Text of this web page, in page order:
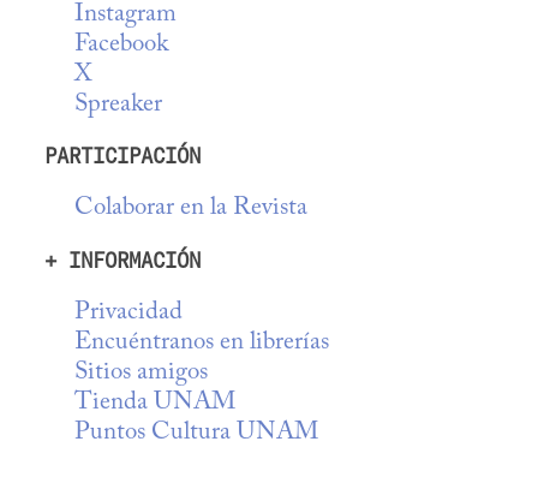
Instagram
Facebook
X
Spreaker
PARTICIPACIÓN
Colaborar en la Revista
+ INFORMACIÓN
Privacidad
Encuéntranos en librerías
Sitios amigos
Tienda UNAM
Puntos Cultura UNAM